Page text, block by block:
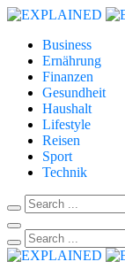
Business
Ernährung
Finanzen
Gesundheit
Haushalt
Lifestyle
Reisen
Sport
Technik